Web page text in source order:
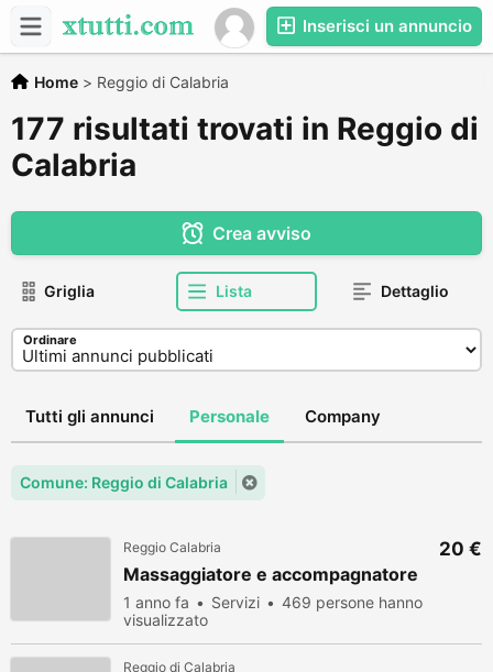
Inserisci un annuncio
Home > Reggio di Calabria
177 risultati trovati in Reggio di
Calabria
Crea avviso
Griglia Lista Dettaglio
Ordinare
Tutti gli annunci Personale Company
Comune: Reggio di Calabria
Reggio Calabria
Massaggiatore e accompagnatore
1 anno fa Servizi
469 persone hanno
visualizzato
20 €
Reggio di Calabria